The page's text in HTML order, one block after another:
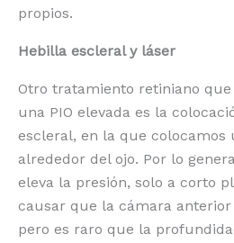
propios.
Hebilla escleral y láser
Otro tratamiento retiniano
una PIO elevada es la
escleral, en la que colocamos
alrededor del ojo. Por lo
eleva la presión, solo a corto
causar que la cámara
pero es raro que la